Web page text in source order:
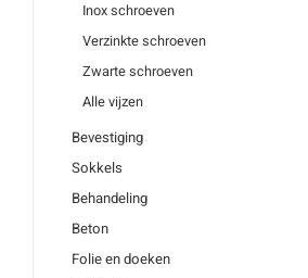
Inox schroeven
Verzinkte schroeven
Zwarte schroeven
Alle vijzen
Bevestiging
Sokkels
Behandeling
Beton
Folie en doeken